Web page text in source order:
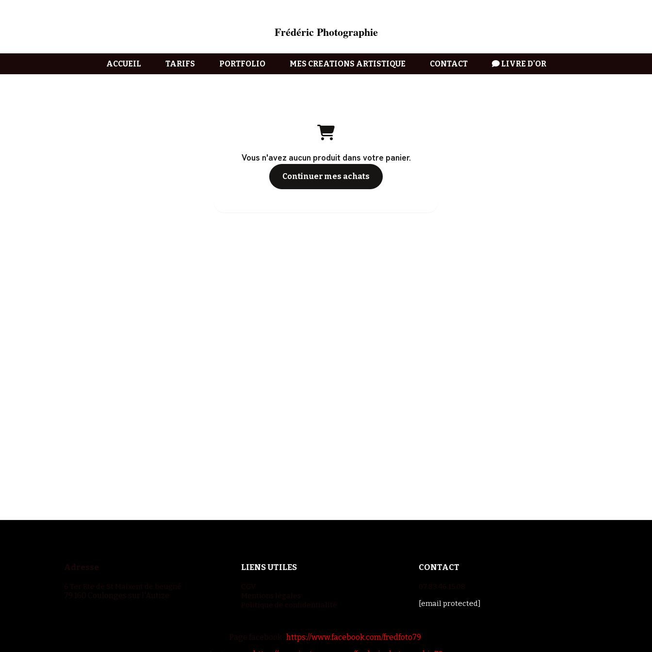
Frédéric Photographie
ACCUEIL TARIFS PORTFOLIO MES CREATIONS ARTISTIQUE CONTACT LIVRE D'OR
Vous n'avez aucun produit dans votre panier.
Continuer mes achats
Adresse
6 Ter Rte de St Maixent de beugné
79 160 Coulonges sur l'Autize
LIENS UTILES
CGV
Mentions légales
Politique de confidentialité
CONTACT
07.83.46.15.08
[email protected]
Page facebook : https://www.facebook.com/fredfoto79